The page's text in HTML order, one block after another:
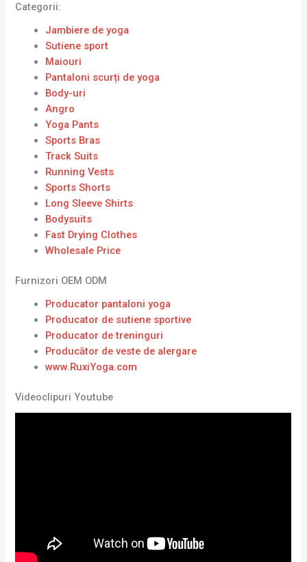
Categorii:
Jambiere de yoga
Sutiene sport
Maiouri
Pantaloni scurți de yoga
Body-uri
Angro
Yoga Pants
Sports Bras
Track Suits
Running Vests
Sports Shorts
Long Sleeve Shirts
Bodysuits
Fast Drying Clothes
Wholesale Price
Furnizori OEM ODM
Producator pantaloni yoga
Producator de sutiene sportive
Producator de treninguri
Producător de veste de alergare
www.RuxiYoga.com
Videoclipuri Youtube